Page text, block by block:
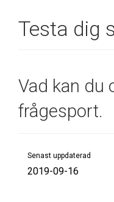
Testa dig
Vad kan du
frågesport.
Senast uppdaterad
2019-09-16